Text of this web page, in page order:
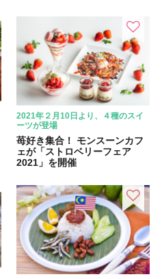
2021年２月10日より、４種のスイ
ーツが登場
苺好き集合！ モンスーンカフ
ェが「ストロベリーフェア
2021」を開催